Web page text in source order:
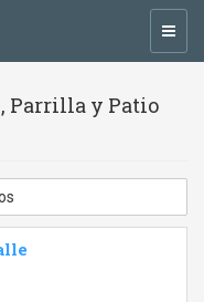
Parrilla y Patio